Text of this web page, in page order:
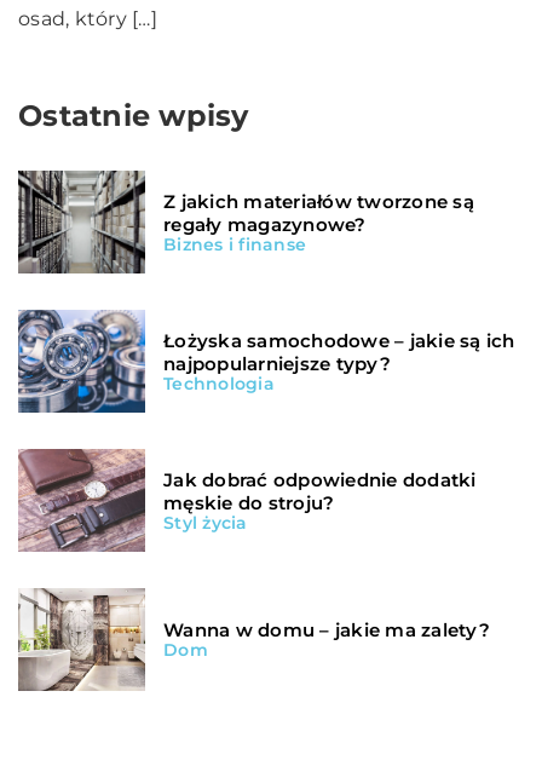
osad, który […]
Ostatnie wpisy
Z jakich materiałów tworzone są
regały magazynowe?
Biznes i finanse
Łożyska samochodowe – jakie są ich
najpopularniejsze typy?
Technologia
Jak dobrać odpowiednie dodatki
męskie do stroju?
Styl życia
Wanna w domu – jakie ma zalety?
Dom